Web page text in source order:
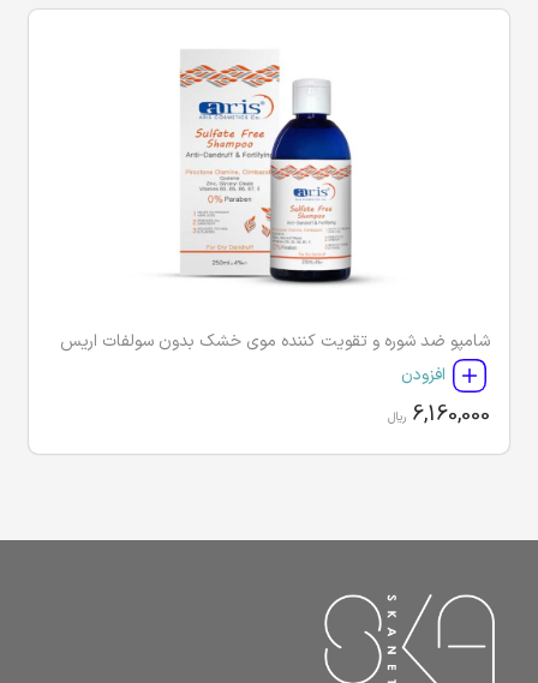
شامپو ضد شوره و تقویت کننده موی خشک بدون سولفات اریس
افزودن
6,160,000 ریال